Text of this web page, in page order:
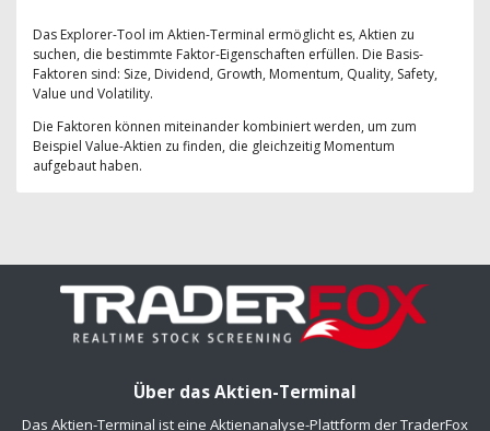
Das Explorer-Tool im Aktien-Terminal ermöglicht es, Aktien zu
suchen, die bestimmte Faktor-Eigenschaften erfüllen. Die Basis-
Faktoren sind: Size, Dividend, Growth, Momentum, Quality, Safety,
Value und Volatility.
Die Faktoren können miteinander kombiniert werden, um zum
Beispiel Value-Aktien zu finden, die gleichzeitig Momentum
aufgebaut haben.
Über das Aktien-Terminal
Das Aktien-Terminal ist eine Aktienanalyse-Plattform der TraderFox